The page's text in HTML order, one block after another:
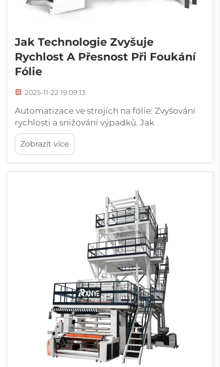
Jak Technologie Zvyšuje
Rychlost A Přesnost Při Foukání
Fólie
2025-11-22 19:09:13
Automatizace ve strojích na fólie: Zvyšování
rychlosti a snižování výpadků. Jak
automatizace a řídicí systémy zvyšují
efektivitu ve výrobě fólie. Dnešní stroje na
fólie jsou vybaveny vestavěnými funkcemi
Zobrazit více